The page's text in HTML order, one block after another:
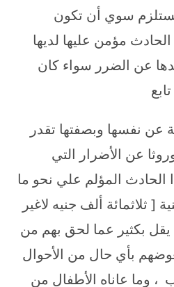
سوي أن تكون
مؤمن عليها لديها
عن الضرر سواء كان
نفسها وبصفتها تقدر
عن الأضرار التي
المؤلم علي نحو ما
بمبلغ 300000 جنية [ ثلاثمائة ألف جنيه لاغير
يقل بكثير عما لحق بهم من
بأي حال من الأحوال
، وما عاناه الأطفال من